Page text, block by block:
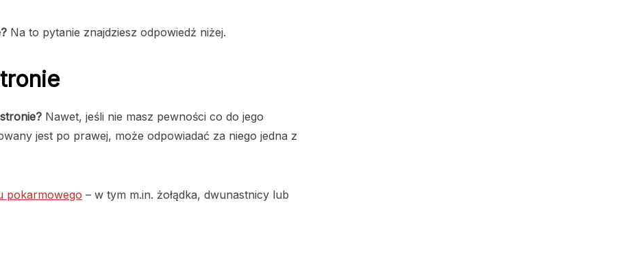
Na to pytanie znajdziesz odpowiedź niżej.
Nawet, jeśli nie masz pewności co do jego
jest po prawej, może odpowiadać za niego jedna z
pokarmowego – w tym m.in. żołądka, dwunastnicy lub